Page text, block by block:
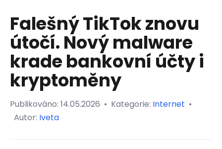
Falešný TikTok znovu
útočí. Nový malware
krade bankovní účty i
kryptoměny
Publikováno: 14.05.2026 • Kategorie: Internet •
Autor: Iveta